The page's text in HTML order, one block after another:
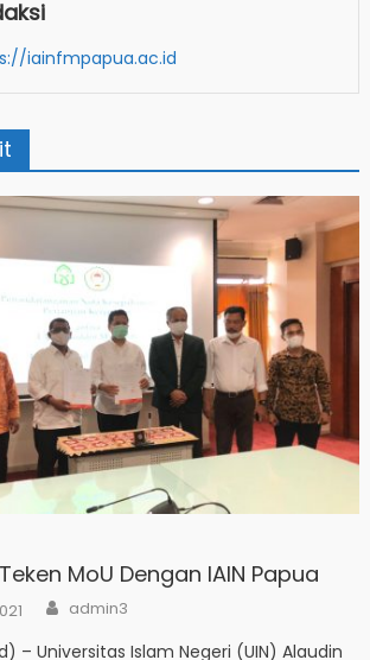
iainfmpapua.ac.id
MoU Dengan IAIN Papua
Author
admin3
– Universitas Islam Negeri (UIN) Alaudin